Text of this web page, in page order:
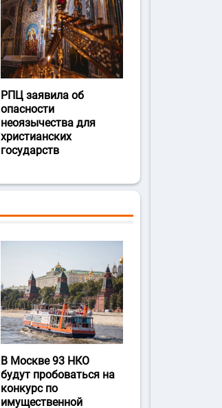
РПЦ заявила об
опасности
неоязычества для
христианских
государств
В Москве 93 НКО
будут пробоваться на
конкурс по
имущественной